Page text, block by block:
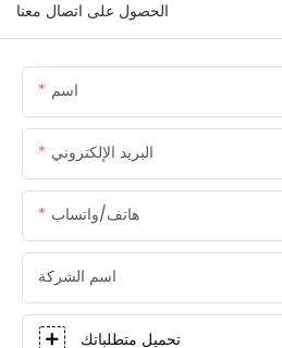
الحصول على اتصال معنا
اسم
البريد الإلكتروني
هاتف/واتساب
اسم الشركة
تحميل متطلباتك